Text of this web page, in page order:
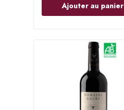
Ajouter au panier